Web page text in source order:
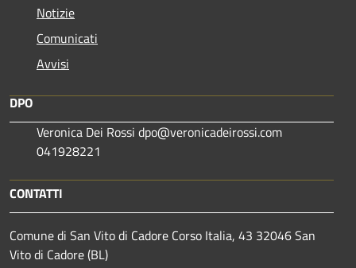
Notizie
Comunicati
Avvisi
DPO
Veronica Dei Rossi dpo@veronicadeirossi.com
041928221
CONTATTI
Comune di San Vito di Cadore Corso Italia, 43 32046 San
Vito di Cadore (BL)